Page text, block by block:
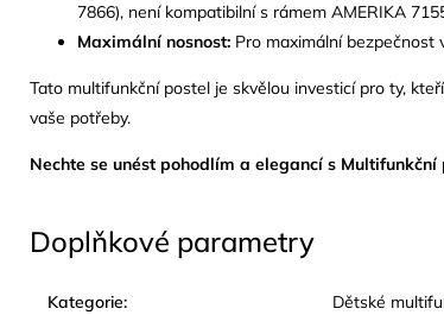
7866), není kompatibilní s rámem AMERIKA
Maximální nosnost: Pro maximální bezpečnost
Tato multifunkční postel je skvělou investicí pro ty,
vaše potřeby.
Nechte se unést pohodlím a elegancí s
Doplňkové parametry
Kategorie: Dětské